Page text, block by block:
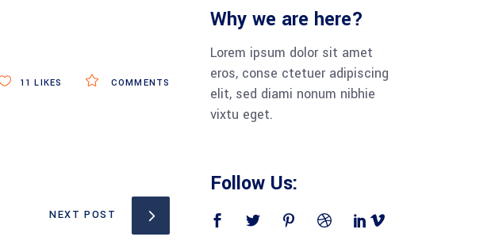
COMMENTS
11 LIKES
NEXT POST
Why we are here?
Lorem ipsum dolor sit amet
eros, conse ctetuer adipiscing
elit, sed diami nonum nibhie
vixtu eget.
Follow Us: